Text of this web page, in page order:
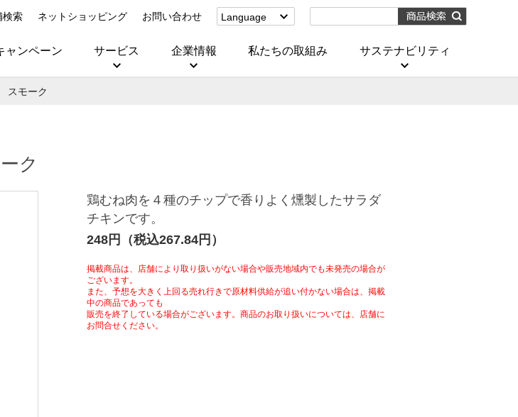
検索 ネットショッピング お問い合わせ
Language
(Corporate)
ャンペーン サービス 企業情報 私たちの取組み サステナビリティ
スモーク
ク
鶏むね肉を４種のチップで香りよく燻製したサラダ
チキンです。
248円（税込267.84円）
掲載商品は、店舗により取り扱いがない場合や販売地域内でも未発売の場合が
ございます。
また、予想を大きく上回る売れ行きで原材料供給が追い付かない場合は、掲載
中の商品であっても
販売を終了している場合がございます。商品のお取り扱いについては、店舗に
お問合せください。